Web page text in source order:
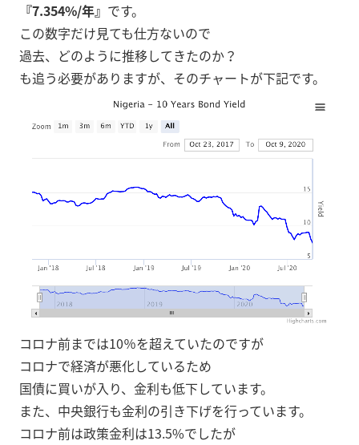
『7.354%/年』 です。
この数字だけ見ても仕方ないので
過去、どのように推移してきたのか？
も追う必要がありますが、そのチャートが下記です。
コロナ前までは10％を超えていたのですが
コロナで経済が悪化しているため
国債に買いが入り、金利も低下しています。
また、中央銀行も金利の引き下げを行っています。
コロナ前は政策金利は13.5%でしたが